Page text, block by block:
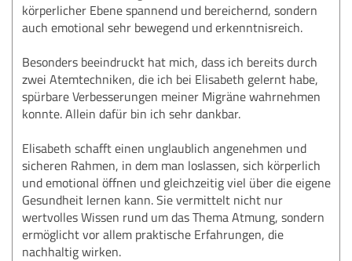
körperlicher Ebene spannend und bereichernd, sondern
auch emotional sehr bewegend und erkenntnisreich.
Besonders beeindruckt hat mich, dass ich bereits durch
zwei Atemtechniken, die ich bei Elisabeth gelernt habe,
spürbare Verbesserungen meiner Migräne wahrnehmen
konnte. Allein dafür bin ich sehr dankbar.
Elisabeth schafft einen unglaublich angenehmen und
sicheren Rahmen, in dem man loslassen, sich körperlich
und emotional öffnen und gleichzeitig viel über die eigene
Gesundheit lernen kann. Sie vermittelt nicht nur
wertvolles Wissen rund um das Thema Atmung, sondern
ermöglicht vor allem praktische Erfahrungen, die
nachhaltig wirken.